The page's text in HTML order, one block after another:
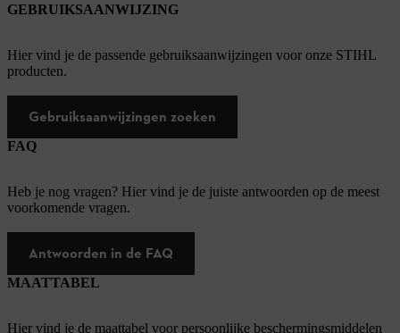
GEBRUIKSAANWIJZING
Hier vind je de passende gebruiksaanwijzingen voor onze STIHL
producten.
Gebruiksaanwijzingen zoeken
FAQ
Heb je nog vragen? Hier vind je de juiste antwoorden op de meest
voorkomende vragen.
Antwoorden in de FAQ
MAATTABEL
Hier vind je de maattabel voor persoonlijke beschermingsmiddelen